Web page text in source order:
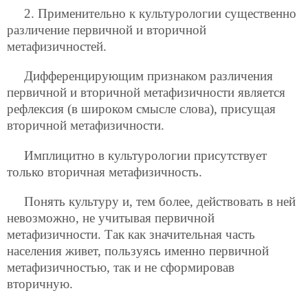
2. Применительно к культурологии существенно
различение первичной и вторичной
метафизичностей.
Дифференцирующим признаком различения
первичной и вторичной метафизичности является
рефлексия (в широком смысле слова), присущая
вторичной метафизичности.
Имплицитно в культурологии присутствует
только вторичная метафизичность.
Понять культуру и, тем более, действовать в ней
невозможно, не учитывая первичной
метафизичности. Так как значительная часть
населения живет, пользуясь именно первичной
метафизичностью, так и не сформировав
вторичную.